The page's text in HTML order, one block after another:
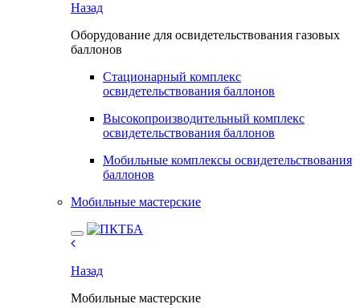
Назад
Оборудование для освидетельствования газовых
баллонов
Стационарный комплекс
освидетельствования баллонов
Высокопроизводительный комплекс
освидетельствования баллонов
Мобильные комплексы освидетельствования
баллонов
Мобильные мастерские
Назад
Мобильные мастерские